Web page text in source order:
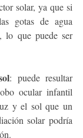
solar, ya que si
gotas de agua
lo que puede ser
: puede resultar
ocular infantil
y el sol que un
solar podría